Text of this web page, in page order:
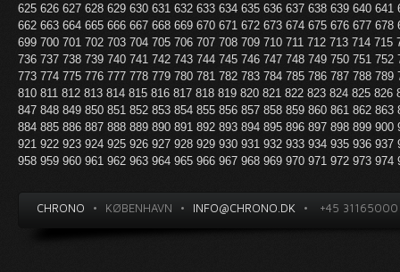
625 626 627 628 629 630 631 632 633 634 635 636 637 638 639 640 641
662 663 664 665 666 667 668 669 670 671 672 673 674 675 676 677 678
699 700 701 702 703 704 705 706 707 708 709 710 711 712 713 714 715
736 737 738 739 740 741 742 743 744 745 746 747 748 749 750 751 752
773 774 775 776 777 778 779 780 781 782 783 784 785 786 787 788 789
810 811 812 813 814 815 816 817 818 819 820 821 822 823 824 825 826
847 848 849 850 851 852 853 854 855 856 857 858 859 860 861 862 863
884 885 886 887 888 889 890 891 892 893 894 895 896 897 898 899 900
921 922 923 924 925 926 927 928 929 930 931 932 933 934 935 936 937
958 959 960 961 962 963 964 965 966 967 968 969 970 971 972 973 974
CHRONO • KØBENHAVN • INFO@CHRONO.DK • +45 31165000